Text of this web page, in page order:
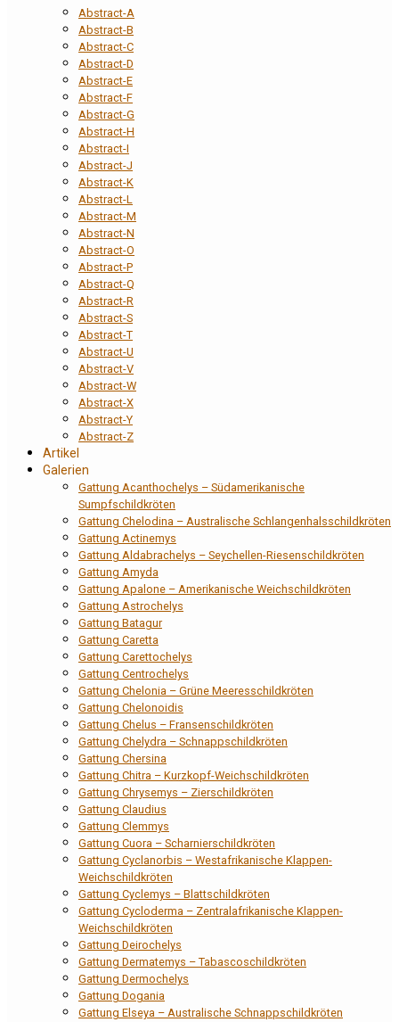
Abstract-A
Abstract-B
Abstract-C
Abstract-D
Abstract-E
Abstract-F
Abstract-G
Abstract-H
Abstract-I
Abstract-J
Abstract-K
Abstract-L
Abstract-M
Abstract-N
Abstract-O
Abstract-P
Abstract-Q
Abstract-R
Abstract-S
Abstract-T
Abstract-U
Abstract-V
Abstract-W
Abstract-X
Abstract-Y
Abstract-Z
Artikel
Galerien
Gattung Acanthochelys – Südamerikanische
Sumpfschildkröten
Gattung Chelodina – Australische Schlangenhalsschildkröten
Gattung Actinemys
Gattung Aldabrachelys – Seychellen-Riesenschildkröten
Gattung Amyda
Gattung Apalone – Amerikanische Weichschildkröten
Gattung Astrochelys
Gattung Batagur
Gattung Caretta
Gattung Carettochelys
Gattung Centrochelys
Gattung Chelonia – Grüne Meeresschildkröten
Gattung Chelonoidis
Gattung Chelus – Fransenschildkröten
Gattung Chelydra – Schnappschildkröten
Gattung Chersina
Gattung Chitra – Kurzkopf-Weichschildkröten
Gattung Chrysemys – Zierschildkröten
Gattung Claudius
Gattung Clemmys
Gattung Cuora – Scharnierschildkröten
Gattung Cyclanorbis – Westafrikanische Klappen-
Weichschildkröten
Gattung Cyclemys – Blattschildkröten
Gattung Cycloderma – Zentralafrikanische Klappen-
Weichschildkröten
Gattung Deirochelys
Gattung Dermatemys – Tabascoschildkröten
Gattung Dermochelys
Gattung Dogania
Gattung Elseya – Australische Schnappschildkröten